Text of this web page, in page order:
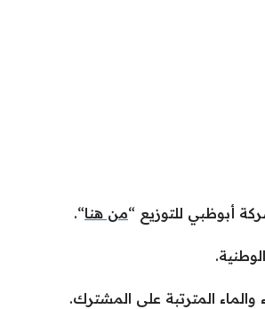
أبوظبي للتوزيع “من هنا“.
المترتبة على المشترك.